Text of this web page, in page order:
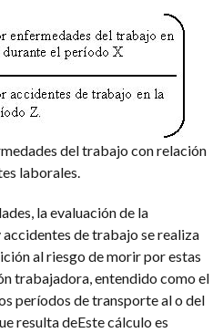
deltrabajo con relación
laborales.
la evaluación de la
de trabajo se realiza
al riesgo de morir por estas
trabajadora, entendido como el
períodos de transporte al o del
resulta deEste cálculo es